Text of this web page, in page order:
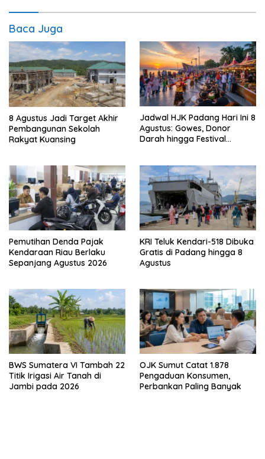
Baca Juga
8 Agustus Jadi Target Akhir
Pembangunan Sekolah
Rakyat Kuansing
Jadwal HJK Padang Hari Ini 8
Agustus: Gowes, Donor
Darah hingga Festival
Pemutihan Denda Pajak
Kendaraan Riau Berlaku
Sepanjang Agustus 2026
KRI Teluk Kendari-518 Dibuka
Gratis di Padang hingga 8
Agustus
BWS Sumatera VI Tambah 22
Titik Irigasi Air Tanah di
Jambi pada 2026
OJK Sumut Catat 1.878
Pengaduan Konsumen,
Perbankan Paling Banyak